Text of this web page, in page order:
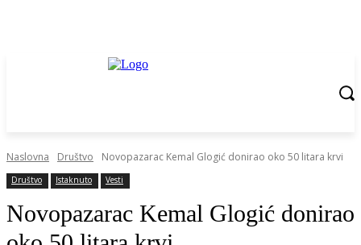
Naslovna Društvo Novopazarac Kemal Glogić donirao oko 50 litara krvi
Društvo Istaknuto Vesti
Novopazarac Kemal Glogić donirao